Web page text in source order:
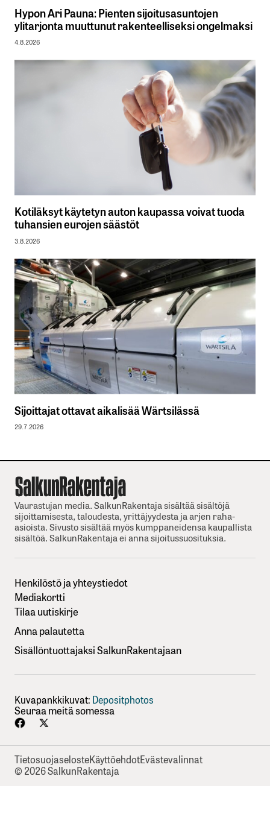
Hypon Ari Pauna: Pienten sijoitusasuntojen
ylitarjonta muuttunut rakenteelliseksi ongelmaksi
4.8.2026
Kotiläksyt käytetyn auton kaupassa voivat tuoda
tuhansien eurojen säästöt
3.8.2026
Sijoittajat ottavat aikalisää Wärtsilässä
29.7.2026
Vaurastujan media. SalkunRakentaja sisältää sisältöjä
sijoittamisesta, taloudesta, yrittäjyydesta ja arjen raha-
asioista. Sivusto sisältää myös kumppaneidensa kaupallista
sisältöä. SalkunRakentaja ei anna sijoitussuosituksia.
Henkilöstö ja yhteystiedot
Mediakortti
Tilaa uutiskirje
Anna palautetta
Sisällöntuottajaksi SalkunRakentajaan
Kuvapankkikuvat: Depositphotos
Seuraa meitä somessa
TietosuojaselosteKäyttöehdotEvästevalinnat
© 2026 SalkunRakentaja